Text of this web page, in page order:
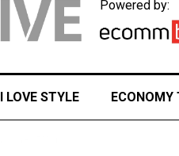
Powered by:
I LOVE STYLE ECONOMY